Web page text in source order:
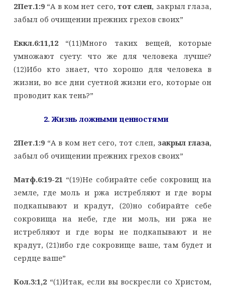
2Пет.1:9“А в ком нет сего,тот слеп, закрыл глаза,
забыл об очищении прежних грехов своих”
Еккл.6:11,12“(11)Много таких вещей, которые
умножают суету: что же для человека лучше?
(12)Ибо кто знает, что хорошо для человека в
жизни, во все дни суетной жизни его, которые он
проводит как тень?”
2. Жизнь ложными ценностями
2Пет.1:9“А в ком нет сего, тот слеп,закрыл глаза,
забыл об очищении прежних грехов своих”
Матф.6:19-21“(19)Не собирайте себе сокровищ на
земле, где моль и ржа истребляют и где воры
подкапывают и крадут, (20)но собирайте себе
сокровища на небе, где ни моль, ни ржа не
истребляют и где воры не подкапывают и не
крадут, (21)ибо где сокровище ваше, там будет и
сердце ваше”
Кол.3:1,2“(1)Итак, если вы воскресли со Христом,